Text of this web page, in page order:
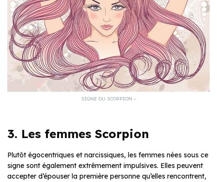
SIGNE DU SCORPION –
3. Les femmes Scorpion
Plutôt égocentriques et narcissiques, les femmes nées sous ce
signe sont également extrêmement impulsives. Elles peuvent
accepter d’épouser la première personne qu’elles rencontrent,